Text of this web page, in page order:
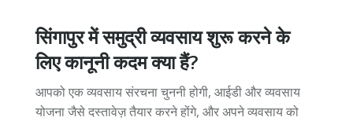
सिंगापुर में समुद्री व्यवसाय शुरू करने के
लिए कानूनी कदम क्या हैं?
आपको एक व्यवसाय संरचना चुननी होगी, आईडी और व्यवसाय
योजना जैसे दस्तावेज़ तैयार करने होंगे, और अपने व्यवसाय को